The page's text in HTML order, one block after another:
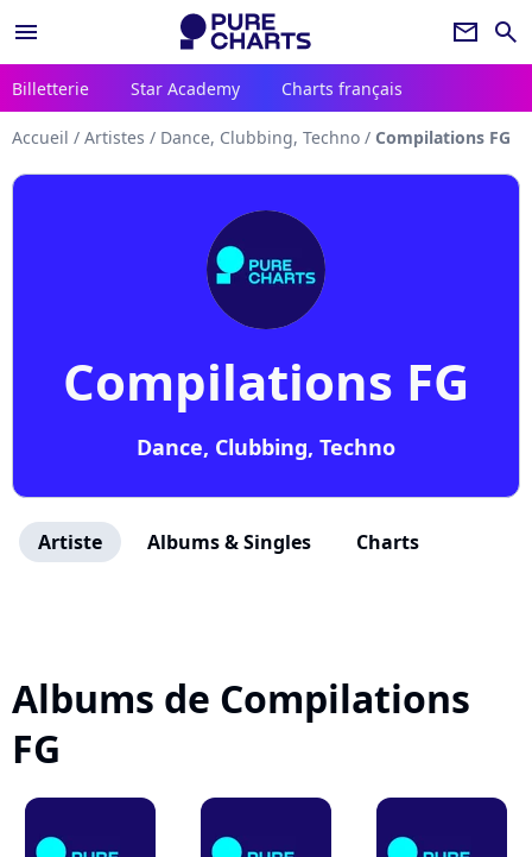
menu newsletter search
Billetterie Star Academy Charts français
Accueil / Artistes / Dance, Clubbing, Techno / Compilations FG
Compilations FG
Dance, Clubbing, Techno
Artiste Albums & Singles Charts
Albums de Compilations
FG